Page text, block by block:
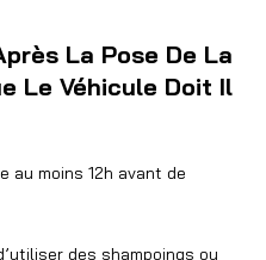
La Pose De La
Le Véhicule Doit Il
au moins 12h avant de
des shampoings ou